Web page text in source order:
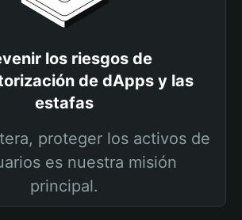
los riesgos de
de dApps y las
estafas
proteger los activos de
es nuestra misión
principal.